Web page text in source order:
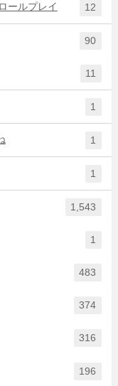
ールプレイ 12
90
11
1
1
1
1,543
1
483
374
316
196